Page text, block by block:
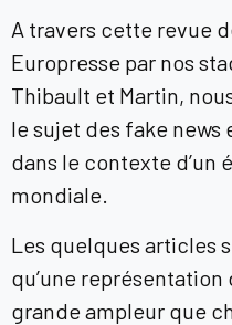
A travers cette revue
Europresse par nos
Thibault et Martin,
le sujet des fake news
dans le contexte d’un
mondiale.
Les quelques articles
qu’une représentation
grande ampleur que